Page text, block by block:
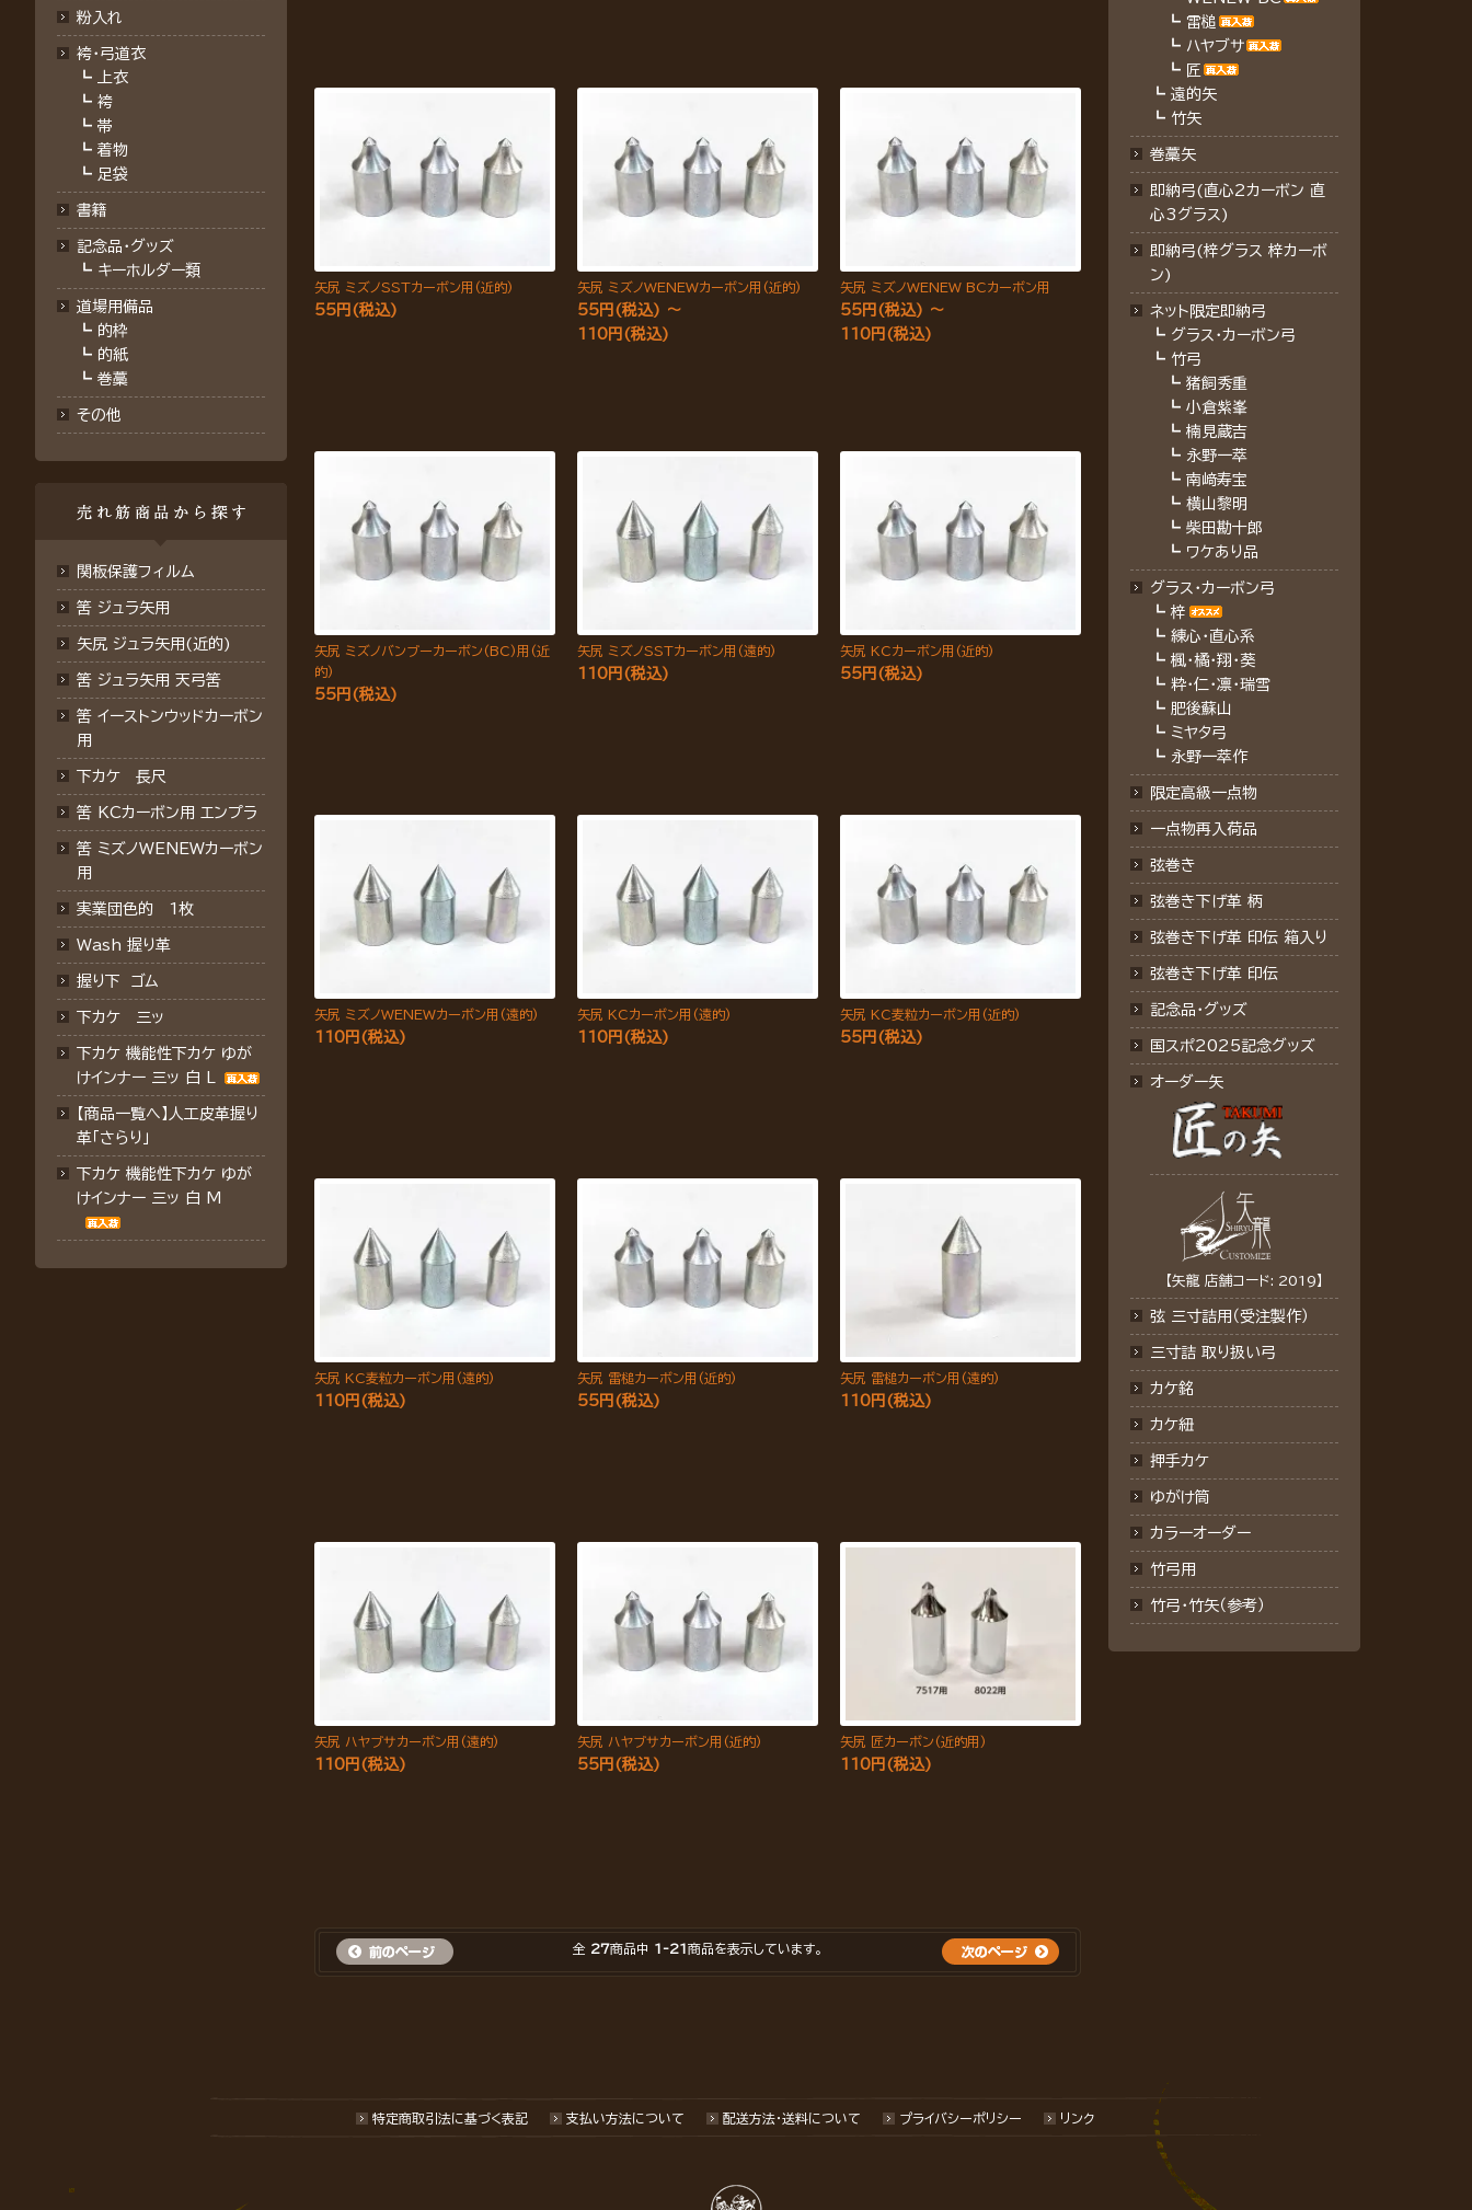
粉入れ
袴・弓道衣
┗
上衣
┗ 袴
┗ 帯
┗ 着物
┗ 足袋
書籍
記念品・グッズ
┗ キーホルダー類
道場用備品
┗ 的枠
┗ 的紙
┗ 巻藁
その他
関板保護フィルム
筈 ジュラ矢用
矢尻 ジュラ矢用(近的)
筈 ジュラ矢用 天弓筈
筈 イーストンウッドカーボン
用
下カケ 長尺
筈 KCカーボン用 エンプラ
筈 ミズノWENEWカーボン
用
実業団色的 1枚
Wash 握り革
握り下 ゴム
下カケ 三ッ
下カケ 機能性下カケ ゆが
けインナー 三ッ 白 L
【商品一覧へ】人工皮革握り
革「さらり」
下カケ 機能性下カケ ゆが
けインナー 三ッ 白 M
矢尻 ミズノSSTカーボン用(近的)
55円(税込)
矢尻 ミズノWENEWカーボン用(近的)
55円(税込) ～
110円(税込)
矢尻 ミズノWENEW BCカーボン用
55円(税込) ～
110円(税込)
矢尻 ミズノバンブーカーボン(BC)用(近
的)
55円(税込)
矢尻 ミズノSSTカーボン用(遠的)
110円(税込)
矢尻 KCカーボン用(近的)
55円(税込)
矢尻 ミズノWENEWカーボン用(遠的)
110円(税込)
矢尻 KCカーボン用(遠的)
110円(税込)
矢尻 KC麦粒カーボン用(近的)
55円(税込)
矢尻 KC麦粒カーボン用(遠的)
110円(税込)
矢尻 雷槌カーボン用(近的)
55円(税込)
矢尻 雷槌カーボン用(遠的)
110円(税込)
矢尻 ハヤブサカーボン用(遠的)
110円(税込)
矢尻 ハヤブサカーボン用(近的)
55円(税込)
矢尻 匠カーボン(近的用)
110円(税込)
全 27商品中 1-21商品を表示しています。
┗ 雷槌
┗ ハヤブサ
┗ 匠
┗ 遠的矢
┗ 竹矢
巻藁矢
即納弓(直心2カーボン 直
心3グラス)
即納弓(梓グラス 梓カーボ
ン)
ネット限定即納弓
┗ グラス・カーボン弓
┗ 竹弓
┗ 猪飼秀重
┗ 小倉紫峯
┗ 楠見蔵吉
┗ 永野一萃
┗ 南﨑寿宝
┗ 横山黎明
┗ 柴田勘十郎
┗ ワケあり品
グラス・カーボン弓
┗ 梓
┗ 練心・直心系
┗ 楓・橘・翔・葵
┗ 粋・仁・凛・瑞雪
┗ 肥後蘇山
┗ ミヤタ弓
┗ 永野一萃作
限定高級一点物
一点物再入荷品
弦巻き
弦巻き下げ革 柄
弦巻き下げ革 印伝 箱入り
弦巻き下げ革 印伝
記念品･グッズ
国スポ2025記念グッズ
オーダー矢
【矢龍 店舗コード: 2019】
弦 三寸詰用（受注製作）
三寸詰 取り扱い弓
カケ銘
カケ紐
押手カケ
ゆがけ筒
カラーオーダー
竹弓用
竹弓・竹矢（参考）
特定商取引法に基づく表記 支払い方法について 配送方法･送料について プライバシーポリシー リンク